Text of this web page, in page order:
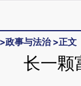
>政事与法治>正文
长一颗